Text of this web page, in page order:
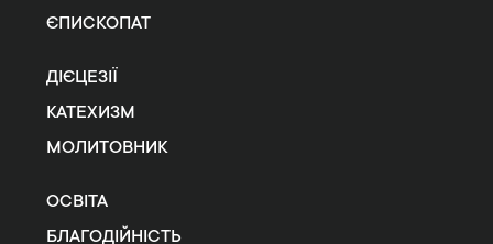
ЄПИСКОПАТ
ДІЄЦЕЗІЇ
КАТЕХИЗМ
МОЛИТОВНИК
ОСВІТА
БЛАГОДІЙНІСТЬ